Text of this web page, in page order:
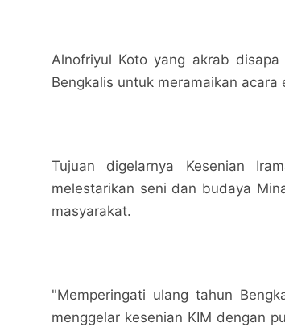
Alnofriyul Koto yang akrab
Bengkalis untuk meramaikan
Tujuan digelarnya Kesenian
melestarikan seni dan budaya
masyarakat.
"Memperingati ulang tahun
menggelar kesenian KIM dengan